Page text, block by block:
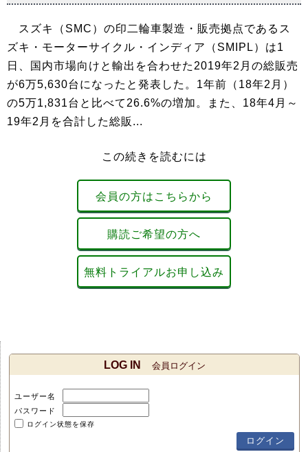
スズキ（SMC）の印二輪車製造・販売拠点であるス
ズキ・モーターサイクル・インディア（SMIPL）は1
日、国内市場向けと輸出を合わせた2019年2月の総販売
が6万5,630台になったと発表した。1年前（18年2月）
の5万1,831台と比べて26.6%の増加。また、18年4月～
19年2月を合計した総販...
この続きを読むには
会員の方はこちらから
購読ご希望の方へ
無料トライアルお申し込み
LOG IN 会員ログイン
ユーザー名
パスワード
ログイン状態を保存